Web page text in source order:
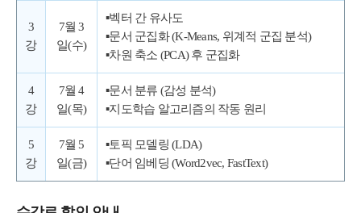
3
강
7월 3
일(수)
▪벡터 간 유사도
▪문서 군집화 (K-Means, 위계적 군집 분석)
▪차원 축소 (PCA) 후 군집화
4
강
7월 4
일(목)
▪문서 분류 (감성 분석)
▪지도학습 알고리즘의 작동 원리
5
강
7월 5
일(금)
▪토픽 모델링 (LDA)
▪단어 임베딩 (Word2vec, FastText)